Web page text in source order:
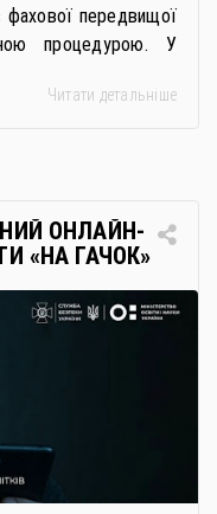
фахової передвищої
процедурою. У
здобувати
[…]
Читати детальніше
ОНЛАЙН-
«НА ГАЧОК»